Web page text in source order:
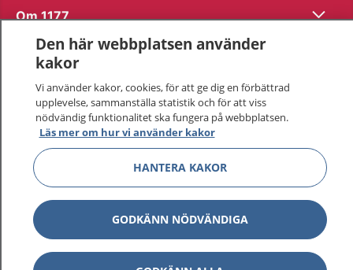
Om 1177 Visa
Kontakt
Behandling av personuppgifter
Hantering av kakor
Inställningar för kakor
1177 – en tjänst frånInera.
Den här webbplatsen använder
kakor
Vi använder kakor, cookies, för att ge dig en förbättrad
upplevelse, sammanställa statistik och för att viss
nödvändig funktionalitet ska fungera på webbplatsen.
Läs mer om hur vi använder kakor
HANTERA KAKOR
GODKÄNN NÖDVÄNDIGA